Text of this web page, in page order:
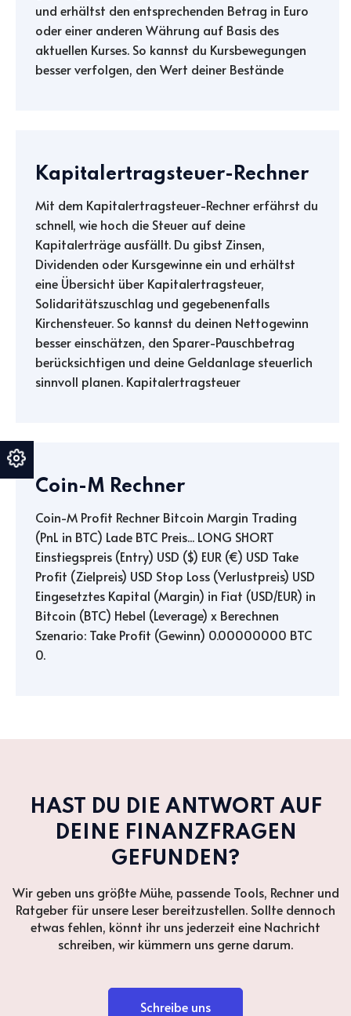
und erhältst den entsprechenden Betrag in Euro
oder einer anderen Währung auf Basis des
aktuellen Kurses. So kannst du Kursbewegungen
besser verfolgen, den Wert deiner Bestände
Kapitalertragsteuer-Rechner
Mit dem Kapitalertragsteuer-Rechner erfährst du
schnell, wie hoch die Steuer auf deine
Kapitalerträge ausfällt. Du gibst Zinsen,
Dividenden oder Kursgewinne ein und erhältst
eine Übersicht über Kapitalertragsteuer,
Solidaritätszuschlag und gegebenenfalls
Kirchensteuer. So kannst du deinen Nettogewinn
besser einschätzen, den Sparer-Pauschbetrag
berücksichtigen und deine Geldanlage steuerlich
sinnvoll planen. Kapitalertragsteuer
Coin-M Rechner
Coin-M Profit Rechner Bitcoin Margin Trading
(PnL in BTC) Lade BTC Preis... LONG SHORT
Einstiegspreis (Entry) USD ($) EUR (€) USD Take
Profit (Zielpreis) USD Stop Loss (Verlustpreis) USD
Eingesetztes Kapital (Margin) in Fiat (USD/EUR) in
Bitcoin (BTC) Hebel (Leverage) x Berechnen
Szenario: Take Profit (Gewinn) 0.00000000 BTC
0.
HAST DU DIE ANTWORT AUF
DEINE FINANZFRAGEN
GEFUNDEN?
Wir geben uns größte Mühe, passende Tools, Rechner und
Ratgeber für unsere Leser bereitzustellen. Sollte dennoch
etwas fehlen, könnt ihr uns jederzeit eine Nachricht
schreiben, wir kümmern uns gerne darum.
Schreibe uns